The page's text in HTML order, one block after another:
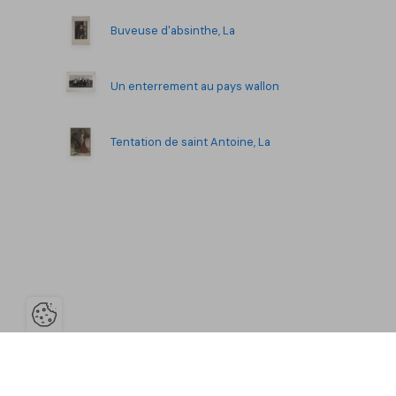
Buveuse d'absinthe, La
Un enterrement au pays wallon
Tentation de saint Antoine, La
Ouvrir la barre de gestion des